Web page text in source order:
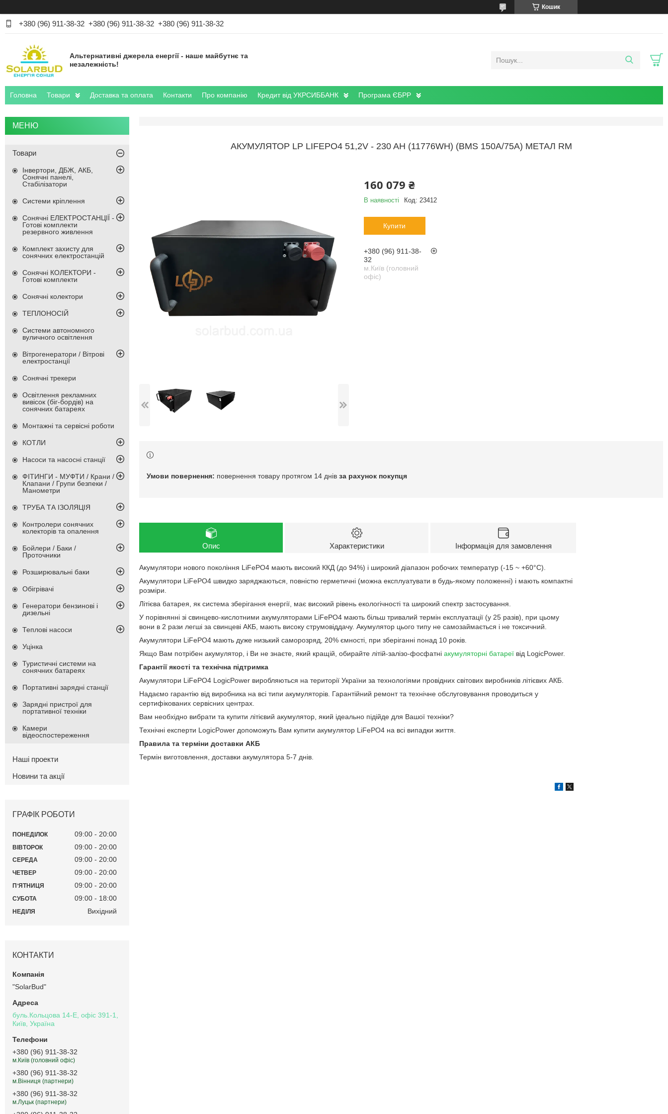
Кошик
+380 (96) 911-38-32 +380 (96) 911-38-32 +380 (96) 911-38-32
Альтернативні джерела енергії - наше майбутнє та
незалежність!
Головна Товари Доставка та оплата Контакти Про компанію Кредит від УКРСИББАНК Програма ЄБРР
АКУМУЛЯТОР LP LIFEPO4 51,2V - 230 AH (11776WH) (BMS 150A/75А) МЕТАЛ RM
160 079 ₴
В наявності Код: 23412
Купити
+380 (96) 911-38-
32
м.Київ (головний
офіс)
повернення товару протягом 14 днів за рахунок покупця
Опис Характеристики Інформація для замовлення
Акумулятори нового покоління LiFePO4 мають високий ККД (до 94%) і широкий діапазон робочих температур (-15 ~ +60°C).
Акумулятори LiFePO4 швидко заряджаються, повністю герметичні (можна експлуатувати в будь-якому положенні) і мають компактні
розміри.
Літієва батарея, як система зберігання енергії, має високий рівень екологічності та широкий спектр застосування.
У порівнянні зі свинцево-кислотними акумуляторами LiFePO4 мають більш тривалий термін експлуатації (у 25 разів), при цьому
вони в 2 рази легші за свинцеві АКБ, мають високу струмовіддачу. Акумулятор цього типу не самозаймається і не токсичний.
Акумулятори LiFePO4 мають дуже низький саморозряд, 20% ємності, при зберіганні понад 10 років.
Якщо Вам потрібен акумулятор, і Ви не знаєте, який кращій, обирайте літій-залізо-фосфатні акумуляторні батареї від LogicPower.
Гарантії якості та технічна підтримка
Акумулятори LiFePO4 LogicPower виробляються на території України за технологіями провідних світових виробників літієвих АКБ.
Надаємо гарантію від виробника на всі типи акумуляторів. Гарантійний ремонт та технічне обслуговування проводиться у
сертифікованих сервісних центрах.
Вам необхідно вибрати та купити літієвий акумулятор, який ідеально підійде для Вашої техніки?
Технічні експерти LogicPower допоможуть Вам купити акумулятор LiFePO4 на всі випадки життя.
Правила та терміни доставки АКБ
Термін виготовлення, доставки акумулятора 5-7 днів.
Товари
Інвертори, ДБЖ, АКБ,
Сонячні панелі,
Стабілізатори
Системи кріплення
Сонячні ЕЛЕКТРОСТАНЦІЇ -
Готові комплекти
резервного живлення
Комплект захисту для
сонячних електростанцій
Сонячні КОЛЕКТОРИ -
Готові комплекти
Сонячні колектори
ТЕПЛОНОСІЙ
Системи автономного
вуличного освітлення
Вітрогенератори / Вітрові
електростанції
Сонячні трекери
Освітлення рекламних
вивісок (біг-бордів) на
сонячних батареях
Монтажні та сервісні роботи
КОТЛИ
Насоси та насосні станції
ФІТИНГИ - МУФТИ / Крани /
Клапани / Групи безпеки /
Манометри
ТРУБА ТА ІЗОЛЯЦІЯ
Контролери сонячних
колекторів та опалення
Бойлери / Баки /
Проточники
Розширювальні баки
Обігрівачі
Генератори бензинові і
дизельні
Теплові насоси
Уцінка
Туристичні системи на
сонячних батареях
Портативні зарядні станції
Зарядні пристрої для
портативної техніки
Камери
відеоспостереження
Наші проекти
Новини та акції
ГРАФІК РОБОТИ
ПОНЕДІЛОК 09:00 20:00
ВІВТОРОК 09:00 20:00
СЕРЕДА 09:00 20:00
ЧЕТВЕР 09:00 20:00
ПʼЯТНИЦЯ 09:00 20:00
СУБОТА 09:00 18:00
НЕДІЛЯ Вихідний
КОНТАКТИ
"SolarBud"
буль.Кольцова 14-Е, офіс 391-1,
Київ, Україна
+380 (96) 911-38-32
м.Київ (головний офіс)
+380 (96) 911-38-32
м.Вінниця (партнери)
+380 (96) 911-38-32
м.Луцьк (партнери)